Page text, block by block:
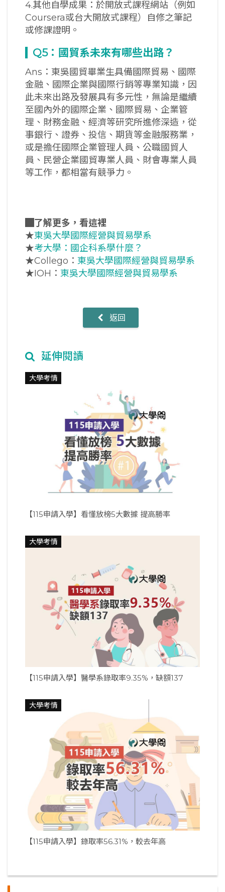
4.其他自學成果：於開放式課程網站（例如
Coursera或台大開放式課程）自修之筆記
或修課證明。
Q5：國貿系未來有哪些出路？
Ans：東吳國貿畢業生具備國際貿易、國際
金融、國際企業與國際行銷等專業知識，因
此未來出路及發展具有多元性，無論是繼續
至國內外的國際企業、國際貿易、企業管
理、財務金融、經濟等研究所進修深造，從
事銀行、證券、投信、期貨等金融服務業，
或是擔任國際企業管理人員、公職國貿人
員、民營企業國貿專業人員、財會專業人員
等工作，都相當有競爭力。
了解更多，看這裡
★東吳大學國際經營與貿易學系
★考大學：國企科系學什麼？
★Collego： 東吳大學國際經營與貿易學系
★IOH： 東吳大學國際經營與貿易學系
返回
延伸閱讀
大學考情
【115申請入學】看懂放榜5大數據 提高勝率
大學考情
【115申請入學】醫學系錄取率9.35%，缺額137
大學考情
【115申請入學】錄取率56.31%，較去年高